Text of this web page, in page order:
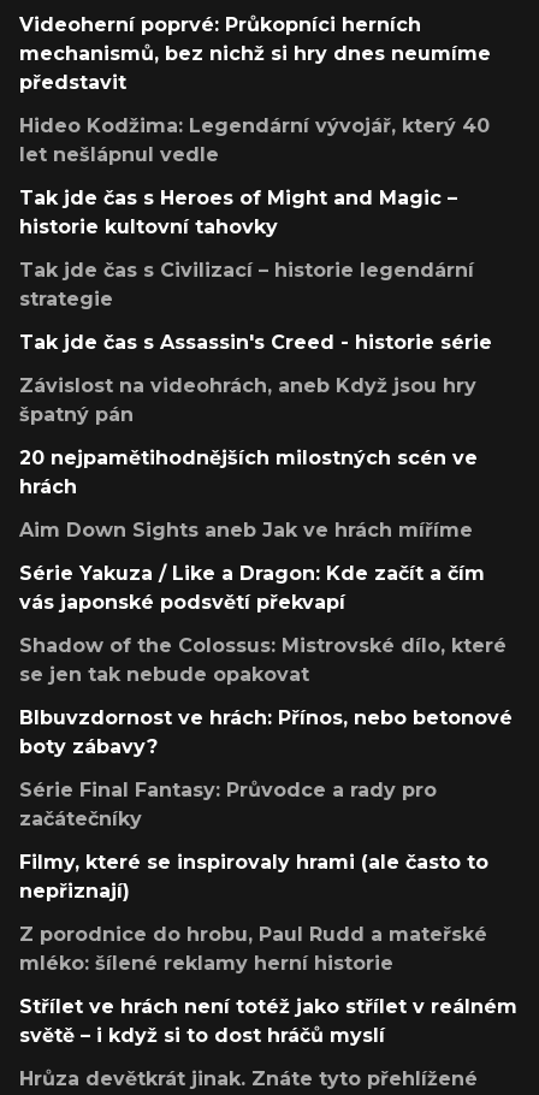
Videoherní poprvé: Průkopníci herních
mechanismů, bez nichž si hry dnes neumíme
představit
Hideo Kodžima: Legendární vývojář, který 40
let nešlápnul vedle
Tak jde čas s Heroes of Might and Magic –
historie kultovní tahovky
Tak jde čas s Civilizací – historie legendární
strategie
Tak jde čas s Assassin's Creed - historie série
Závislost na videohrách, aneb Když jsou hry
špatný pán
20 nejpamětihodnějších milostných scén ve
hrách
Aim Down Sights aneb Jak ve hrách míříme
Série Yakuza / Like a Dragon: Kde začít a čím
vás japonské podsvětí překvapí
Shadow of the Colossus: Mistrovské dílo, které
se jen tak nebude opakovat
Blbuvzdornost ve hrách: Přínos, nebo betonové
boty zábavy?
Série Final Fantasy: Průvodce a rady pro
začátečníky
Filmy, které se inspirovaly hrami (ale často to
nepřiznají)
Z porodnice do hrobu, Paul Rudd a mateřské
mléko: šílené reklamy herní historie
Střílet ve hrách není totéž jako střílet v reálném
světě – i když si to dost hráčů myslí
Hrůza devětkrát jinak. Znáte tyto přehlížené